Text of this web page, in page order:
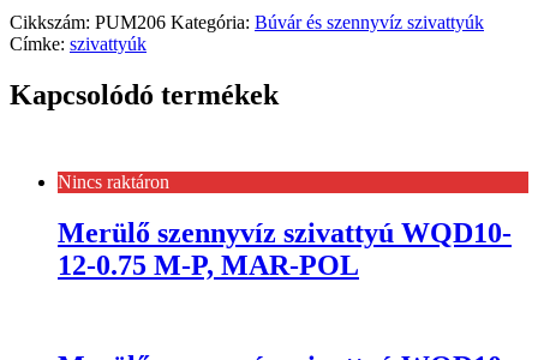
Cikkszám: PUM206 Kategória: Búvár és szennyvíz szivattyúk
Címke: szivattyúk
Kapcsolódó termékek
Nincs raktáron
Merülő szennyvíz szivattyú WQD10-
12-0.75 M-P, MAR-POL